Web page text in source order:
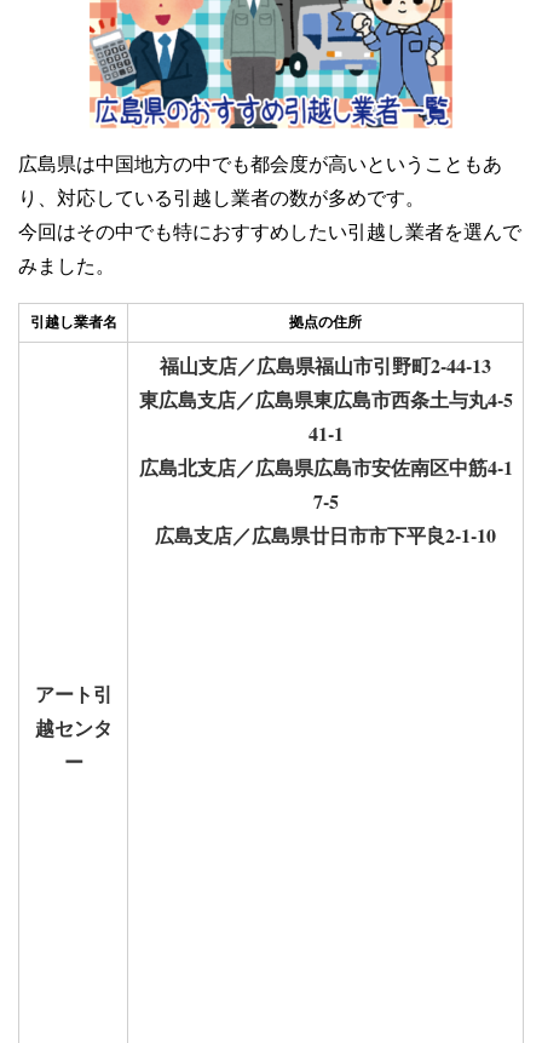
広島県は中国地方の中でも都会度が高いということもあ
り、対応している引越し業者の数が多めです。
今回はその中でも特におすすめしたい引越し業者を選んで
みました。
引越し業者名 拠点の住所
アート引
越センタ
ー
福山支店／広島県福山市引野町2-44-13
東広島支店／広島県東広島市西条土与丸4-5
41-1
広島北支店／広島県広島市安佐南区中筋4-1
7-5
広島支店／広島県廿日市市下平良2-1-10